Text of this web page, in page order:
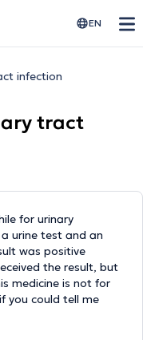
EN
infection
tract
for urinary
urine test and an
was positive
the result, but
medicine is not for
you could tell me